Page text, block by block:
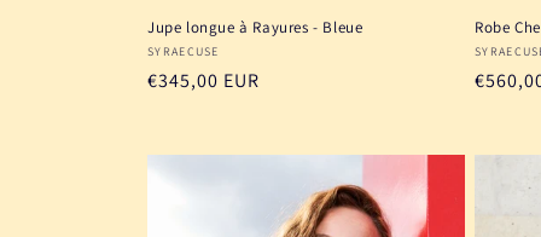
Jupe longue à Rayures - Bleue
Fournisseur :
SYRAECUSE
Prix
€345,00 EUR
Robe
Prix